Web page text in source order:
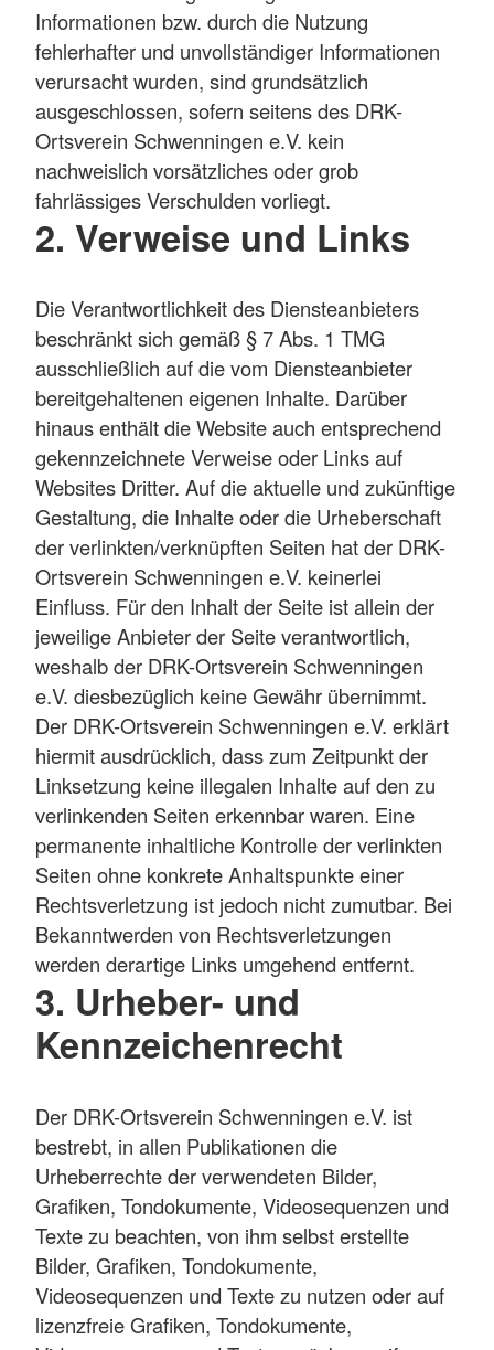
Informationen bzw. durch die Nutzung
fehlerhafter und unvollständiger Informationen
verursacht wurden, sind grundsätzlich
ausgeschlossen, sofern seitens des DRK-
Ortsverein Schwenningen e.V. kein
nachweislich vorsätzliches oder grob
fahrlässiges Verschulden vorliegt.
2. Verweise und Links
Die Verantwortlichkeit des Diensteanbieters
beschränkt sich gemäß § 7 Abs. 1 TMG
ausschließlich auf die vom Diensteanbieter
bereitgehaltenen eigenen Inhalte. Darüber
hinaus enthält die Website auch entsprechend
gekennzeichnete Verweise oder Links auf
Websites Dritter. Auf die aktuelle und zukünftige
Gestaltung, die Inhalte oder die Urheberschaft
der verlinkten/verknüpften Seiten hat der DRK-
Ortsverein Schwenningen e.V. keinerlei
Einfluss. Für den Inhalt der Seite ist allein der
jeweilige Anbieter der Seite verantwortlich,
weshalb der DRK-Ortsverein Schwenningen
e.V. diesbezüglich keine Gewähr übernimmt.
Der DRK-Ortsverein Schwenningen e.V. erklärt
hiermit ausdrücklich, dass zum Zeitpunkt der
Linksetzung keine illegalen Inhalte auf den zu
verlinkenden Seiten erkennbar waren. Eine
permanente inhaltliche Kontrolle der verlinkten
Seiten ohne konkrete Anhaltspunkte einer
Rechtsverletzung ist jedoch nicht zumutbar. Bei
Bekanntwerden von Rechtsverletzungen
werden derartige Links umgehend entfernt.
3. Urheber- und
Kennzeichenrecht
Der DRK-Ortsverein Schwenningen e.V. ist
bestrebt, in allen Publikationen die
Urheberrechte der verwendeten Bilder,
Grafiken, Tondokumente, Videosequenzen und
Texte zu beachten, von ihm selbst erstellte
Bilder, Grafiken, Tondokumente,
Videosequenzen und Texte zu nutzen oder auf
lizenzfreie Grafiken, Tondokumente,